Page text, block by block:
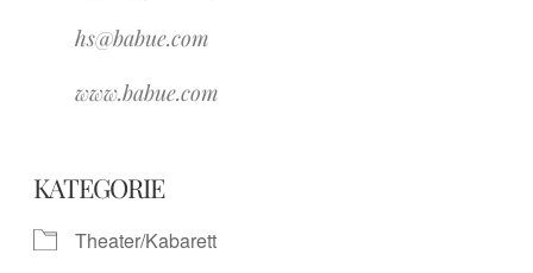
hs@babue.com
www.babue.com
KATEGORIE
Theater/Kabarett